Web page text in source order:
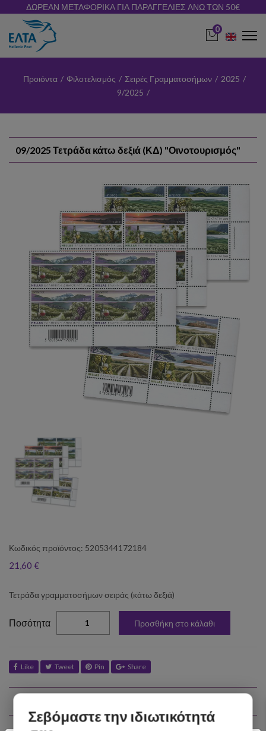
ΔΩΡΕΑΝ ΜΕΤΑΦΟΡΙΚΑ ΓΙΑ ΠΑΡΑΓΓΕΛΙΕΣ ΑΝΩ ΤΩΝ 50€
0
Προιόντα / Φιλοτελισμός / Σειρές Γραμματοσήμων / 2025 /
9/2025 /
09/2025 Τετράδα κάτω δεξιά (ΚΔ) "Οινοτουρισμός"
Κωδικός προϊόντος: 5205344172184
21,60 €
Τετράδα γραμματοσήμων σειράς (κάτω δεξιά)
Ποσότητα Προσθήκη στο κάλαθι
Like Tweet Pin Share
Σεβόμαστε την ιδιωτικότητά